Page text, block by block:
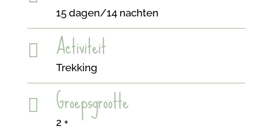
15 dagen/14 nachten
 Activiteit
Trekking
 Groepsgrootte
2 +